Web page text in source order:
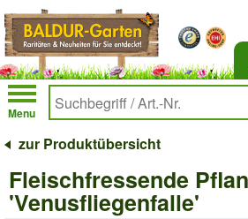
Menu
zur Produktübersicht
Fleischfressende
'Venusfliegenfalle'